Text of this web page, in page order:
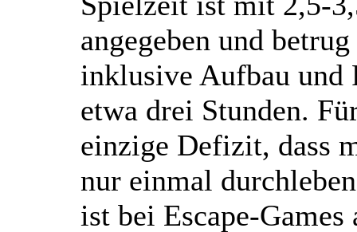
angegeben und
inklusive Aufbau und
etwa drei Stunden.
einzige Defizit, dass
nur einmal
ist bei Escape-Games